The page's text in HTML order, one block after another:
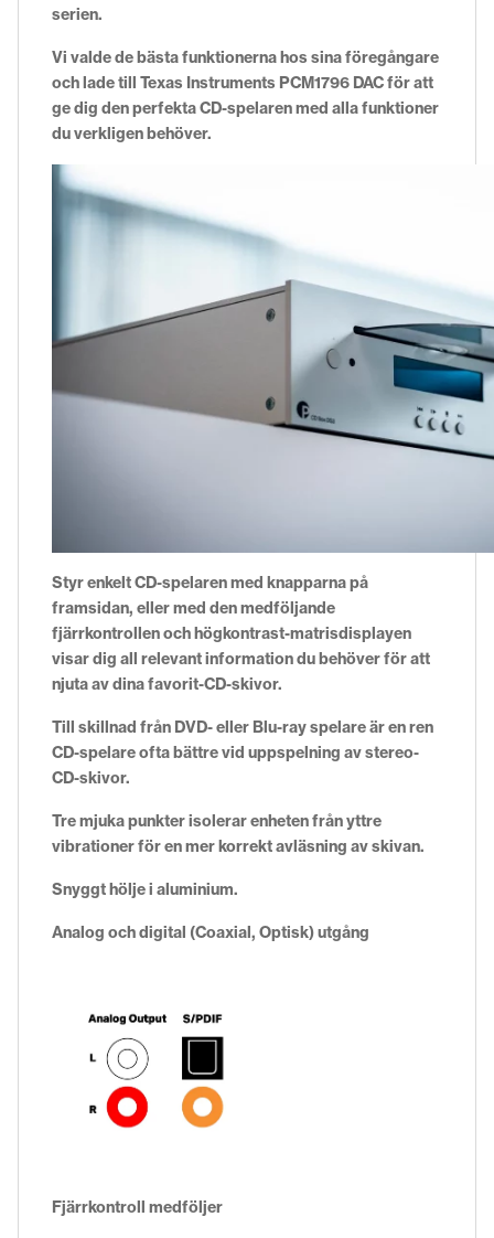
serien.
Vi valde de bästa funktionerna hos sina föregångare
och lade till Texas Instruments PCM1796 DAC för att
ge dig den perfekta CD-spelaren med alla funktioner
du verkligen behöver.
Styr enkelt CD-spelaren med knapparna på
framsidan, eller med den medföljande
fjärrkontrollen och högkontrast-matrisdisplayen
visar dig all relevant information du behöver för att
njuta av dina favorit-CD-skivor.
Till skillnad från DVD- eller Blu-ray spelare är en ren
CD-spelare ofta bättre vid uppspelning av stereo-
CD-skivor.
Tre mjuka punkter isolerar enheten från yttre
vibrationer för en mer korrekt avläsning av skivan.
Snyggt hölje i aluminium.
Analog och digital (Coaxial, Optisk) utgång
Fjärrkontroll medföljer